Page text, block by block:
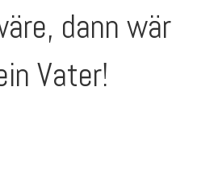
dann wär
Vater!